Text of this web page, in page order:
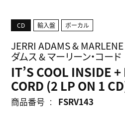
CD 輸入盤 ボーカル
JERRI ADAMS & MARLENE
ダムス & マーリーン・コード
IT’S COOL INSIDE
CORD (2 LP ON 1
商品番号 FSRV143